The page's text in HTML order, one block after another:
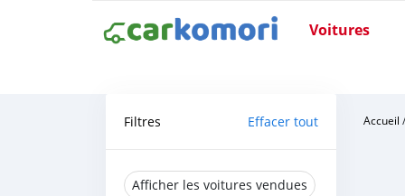
Voitures
Filtres Effacer tout
Afficher les voitures vendues
Accueil